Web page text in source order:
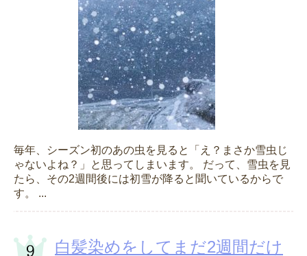
毎年、シーズン初のあの虫を見ると「え？まさか雪虫じ
ゃないよね？」と思ってしまいます。 だって、雪虫を見
たら、その2週間後には初雪が降ると聞いているからで
す。 ...
白髪染めをしてまだ2週間だけ